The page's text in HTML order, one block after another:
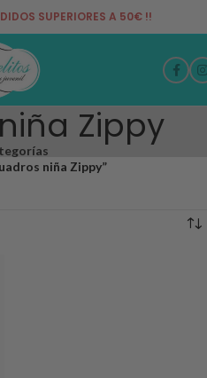
SUPERIORES A 50€ !!
Zippy
niña Zippy”